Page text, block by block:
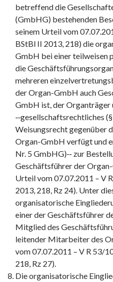
betreffend die
(GmbHG) bestehenden
seinem Urteil vom
BStBl II 2013, 218) die
GmbH bei einer teilweisen
die
mehreren
der Organ-GmbH auch
GmbH ist, der Organträger
‑‑gesellschaftsrechtliches
Weisungsrecht gegenüber
Organ-GmbH verfügt und
Nr. 5 GmbHG)‑‑ zur
Geschäftsführer der
Urteil vom 07.07.2011 – V
2013, 218, Rz 24). Unter
organisatorische
einer der Geschäftsführer
Mitglied des
leitender Mitarbeiter des
vom 07.07.2011 – V R 53/
218, Rz 27).
Die organisatorische